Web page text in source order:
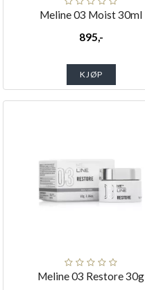
Meline 03 Moist 30ml
895,-
KJØP
Meline 03 Restore 30g